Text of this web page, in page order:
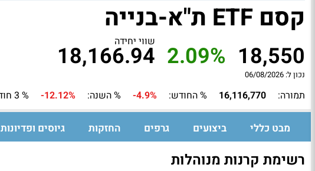
קסם ETF ת"א-בנייה
18,550
2.09% שווי יחידה
18,166.94
נכון ל: 06/08/2026
תמורה: 16,116,770 % החודש: -4.9% % השנה: -12.12% % 3 חודשים:
מבט כללי ביצועים גרפים החזקות גיוסים ופדיונות
רשימת קרנות מנוהלות